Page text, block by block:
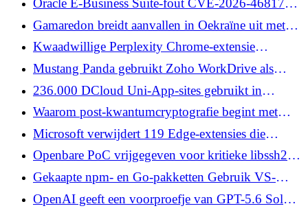
bugs
Oracle E-Business Suite-fout CVE-2026-46817
actief misbruikt in het wild
Gamaredon breidt aanvallen in Oekraïne uit met
nieuw misbruik van malware en cloudservices
Kwaadwillige Perplexity Chrome-extensie
onderschepte zoekopdrachten en adresbalkinvoer
Mustang Panda gebruikt Zoho WorkDrive als
commandokanaal bij aanvallen op de Indiase
overheid
236.000 DCloud Uni-App-sites gebruikt in
crypto-oplichting, phishing en portemonnee-
drainers
Waarom post-kwantumcryptografie begint met
inloggegevens
Microsoft verwijdert 119 Edge-extensies die
malware in afbeeldingen en lettertypen verborgen
Openbare PoC vrijgegeven voor kritieke libssh2
CVE-2026-55200 SSH-fout aan clientzijde
Gekaapte npm- en Go-pakketten Gebruik VS-
codetaken om Python Infostealer te implementeren
OpenAI geeft een voorproefje van GPT-5.6 Sol